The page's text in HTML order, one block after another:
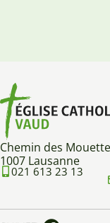
Chemin des
1007 Lausanne
021 613 23 13